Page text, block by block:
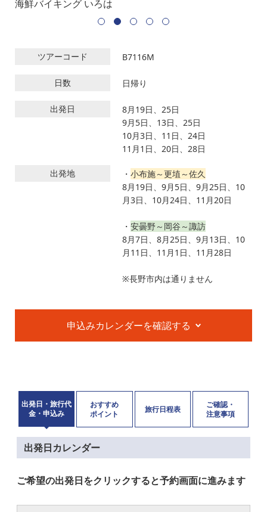
海鮮バイキング いろは
ツアーコード B7116M
日数 日帰り
出発日
8月19日、25日
9月5日、13日、25日
10月3日、11日、24日
11月1日、20日、28日
出発地 ・ 小布施～更埴～佐久
8月19日、9月5日、9月25日、10
月3日、10月24日、11月20日
・ 安曇野～岡谷～諏訪
8月7日、8月25日、9月13日、10
月11日、11月1日、11月28日
※長野市内は通りません
申込みカレンダーを確認する
出発日・旅行代
金・申込み
おすすめ
ポイント
旅行日程表
ご確認・
注意事項
出発日カレンダー
ご希望の出発日をクリックすると予約画面に進みます